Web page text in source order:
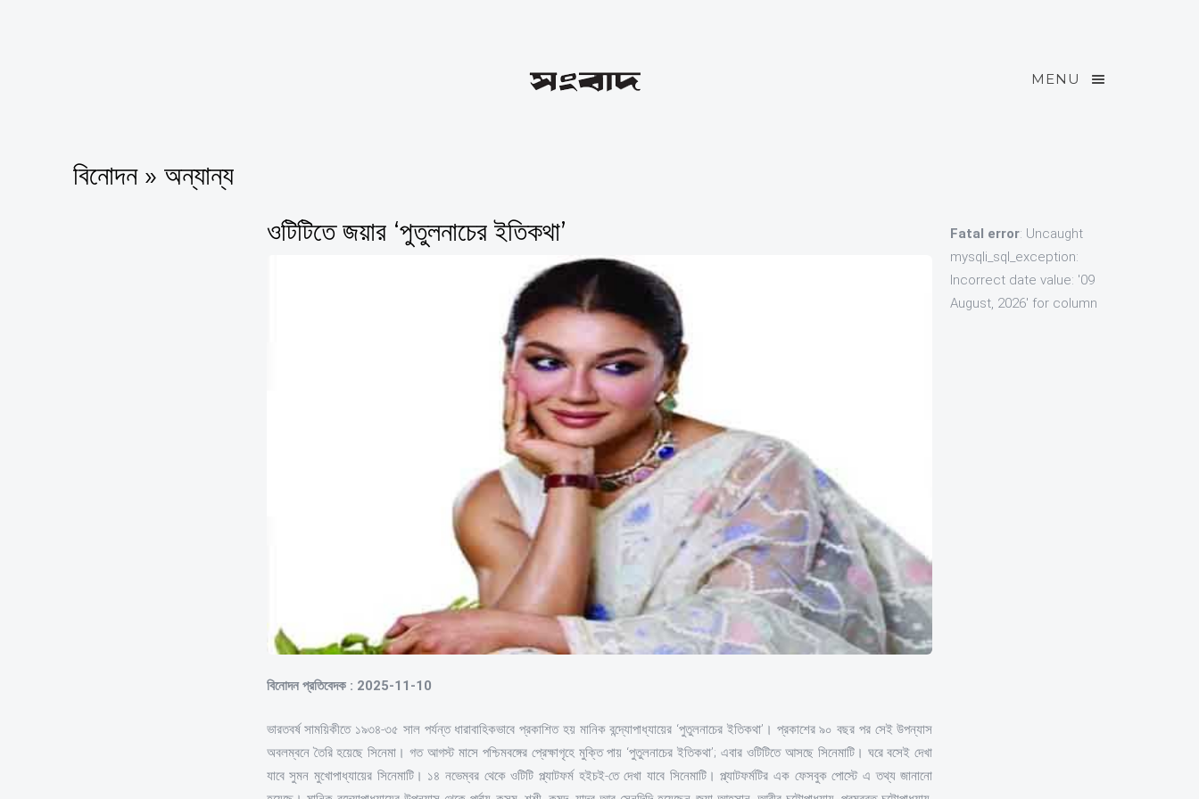
MENU
বিনোদন » অন্যান্য
ওটিটিতে জয়ার ‘পুতুলনাচের ইতিকথা’
বিনোদন প্রতিবেদক : 2025-11-10
ভারতবর্ষ সাময়িকীতে ১৯৩৪-৩৫ সাল পর্যন্ত ধারাবাহিকভাবে প্রকাশিত হয় মানিক বন্দ্যোপাধ্যায়ের ‘পুতুলনাচের ইতিকথা’। প্রকাশের ৯০ বছর পর সেই উপন্যাস
অবলম্বনে তৈরি হয়েছে সিনেমা। গত আগস্ট মাসে পশ্চিমবঙ্গের প্রেক্ষাগৃহে মুক্তি পায় ‘পুতুলনাচের ইতিকথা’; এবার ওটিটিতে আসছে সিনেমাটি। ঘরে বসেই দেখা
যাবে সুমন মুখোপাধ্যায়ের সিনেমাটি। ১৪ নভেম্বর থেকে ওটিটি প্ল্যাটফর্ম হইচই-তে দেখা যাবে সিনেমাটি। প্ল্যাটফর্মটির এক ফেসবুক পোস্টে এ তথ্য জানানো
Fatal error: Uncaught
mysqli_sql_exception:
Incorrect date value: '09
August, 2026' for column